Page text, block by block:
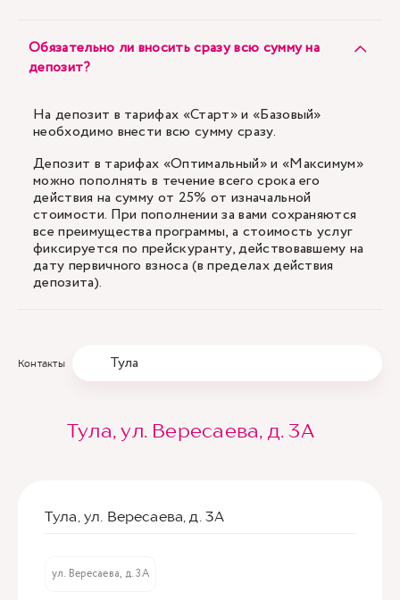
Обязательно ли вносить сразу всю сумму на
депозит?
На депозит в тарифах «Старт» и «Базовый»
необходимо внести всю сумму сразу.
Депозит в тарифах «Оптимальный» и «Максимум»
можно пополнять в течение всего срока его
действия на сумму от 25% от изначальной
стоимости. При пополнении за вами сохраняются
все преимущества программы, а стоимость услуг
фиксируется по прейскуранту, действовавшему на
дату первичного взноса (в пределах действия
депозита).
Контакты Тула
Тула, ул. Вересаева, д. 3А
Тула, ул. Вересаева, д. 3А
ул. Вересаева, д. 3А